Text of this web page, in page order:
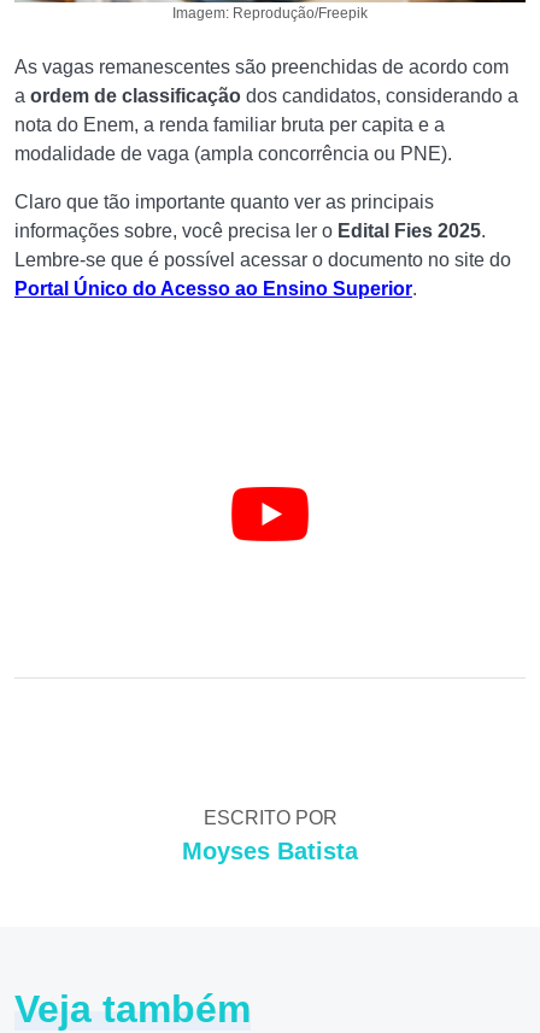
Imagem: Reprodução/Freepik
As vagas remanescentes são preenchidas de acordo com
a ordem de classificação dos candidatos, considerando a
nota do Enem, a renda familiar bruta per capita e a
modalidade de vaga (ampla concorrência ou PNE).
Claro que tão importante quanto ver as principais
informações sobre, você precisa ler o Edital Fies 2025.
Lembre-se que é possível acessar o documento no site do
Portal Único do Acesso ao Ensino Superior.
ESCRITO POR
Moyses Batista
Veja também